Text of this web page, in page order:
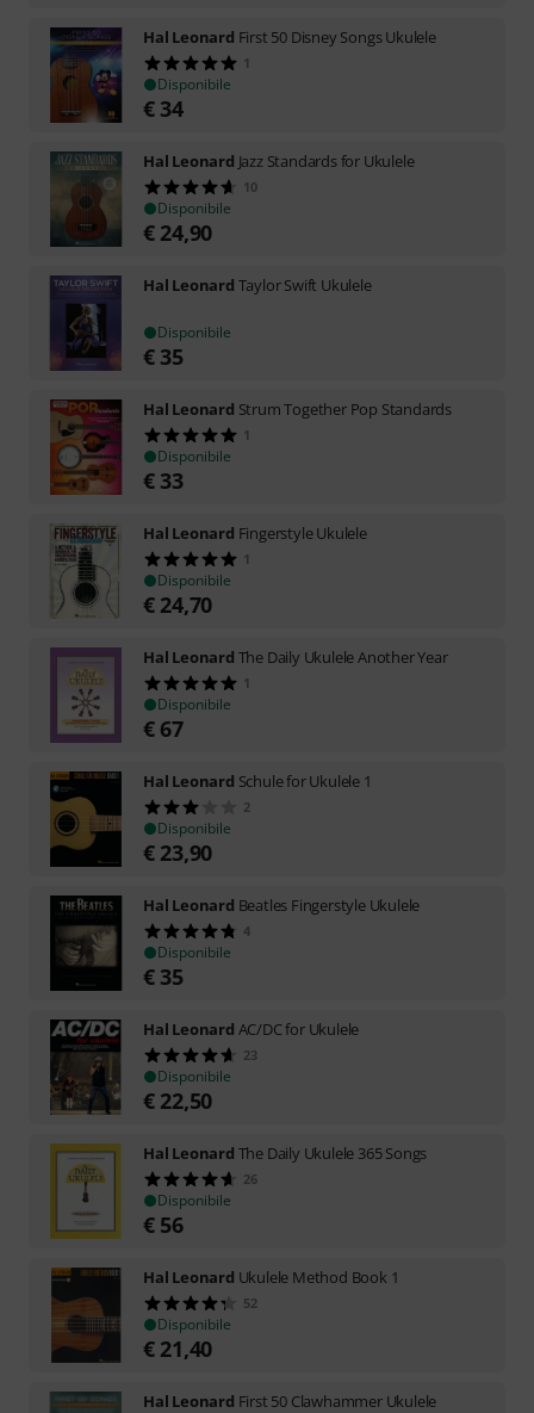
Hal Leonard First 50 Disney Songs Ukulele
1
Disponibile
€ 34
Hal Leonard Jazz Standards for Ukulele
10
Disponibile
€ 24,90
Hal Leonard Taylor Swift Ukulele
Disponibile
€ 35
Hal Leonard Strum Together Pop Standards
1
Disponibile
€ 33
Hal Leonard Fingerstyle Ukulele
1
Disponibile
€ 24,70
Hal Leonard The Daily Ukulele Another Year
1
Disponibile
€ 67
Hal Leonard Schule for Ukulele 1
2
Disponibile
€ 23,90
Hal Leonard Beatles Fingerstyle Ukulele
4
Disponibile
€ 35
Hal Leonard AC/DC for Ukulele
23
Disponibile
€ 22,50
Hal Leonard The Daily Ukulele 365 Songs
26
Disponibile
€ 56
Hal Leonard Ukulele Method Book 1
52
Disponibile
€ 21,40
Hal Leonard First 50 Clawhammer Ukulele